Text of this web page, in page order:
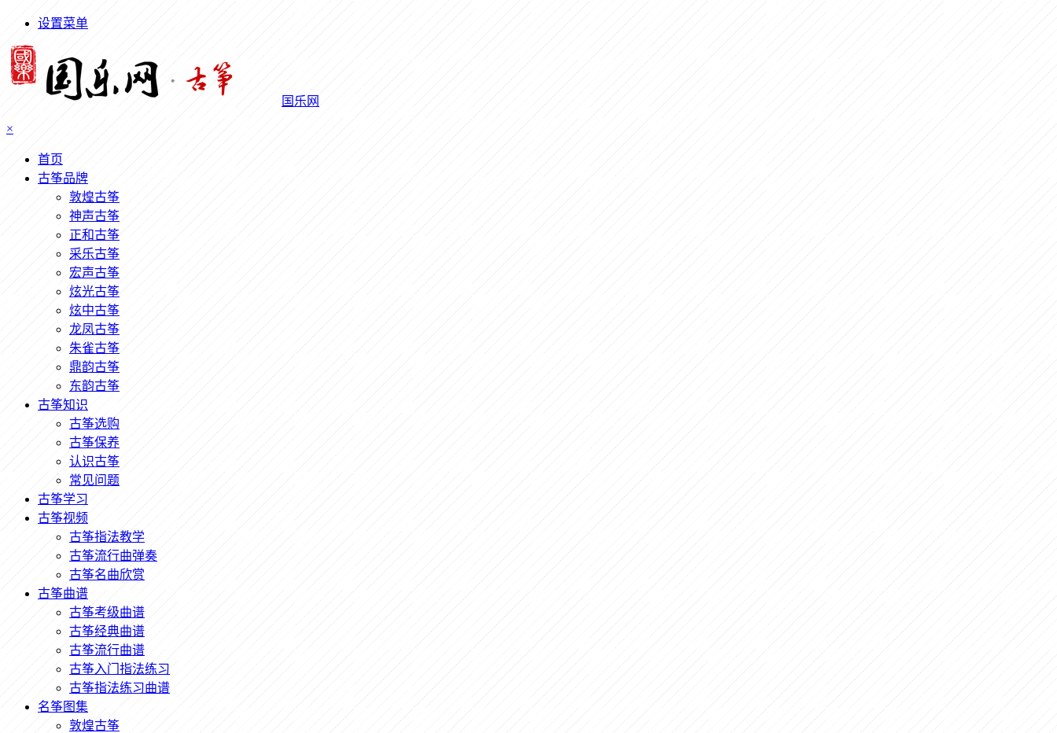
设置菜单
国乐网
×
首页
古筝品牌
敦煌古筝
神声古筝
正和古筝
采乐古筝
宏声古筝
炫光古筝
炫中古筝
龙凤古筝
朱雀古筝
鼎韵古筝
东韵古筝
古筝知识
古筝选购
古筝保养
认识古筝
常见问题
古筝学习
古筝视频
古筝指法教学
古筝流行曲弹奏
古筝名曲欣赏
古筝曲谱
古筝考级曲谱
古筝经典曲谱
古筝流行曲谱
古筝入门指法练习
古筝指法练习曲谱
名筝图集
敦煌古筝